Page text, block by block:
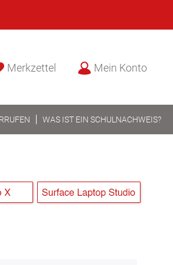
Merkzettel Mein Konto
WAS IST EIN SCHULNACHWEIS?